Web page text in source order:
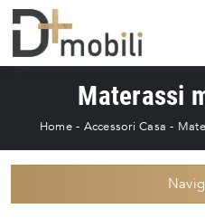
Materassi
Home- Accessori Casa -